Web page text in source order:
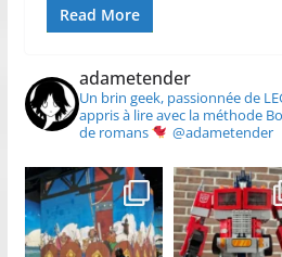
Read More
adametender
Un brin geek, passionnée de
appris à lire avec la méthode
de romans
@adametender